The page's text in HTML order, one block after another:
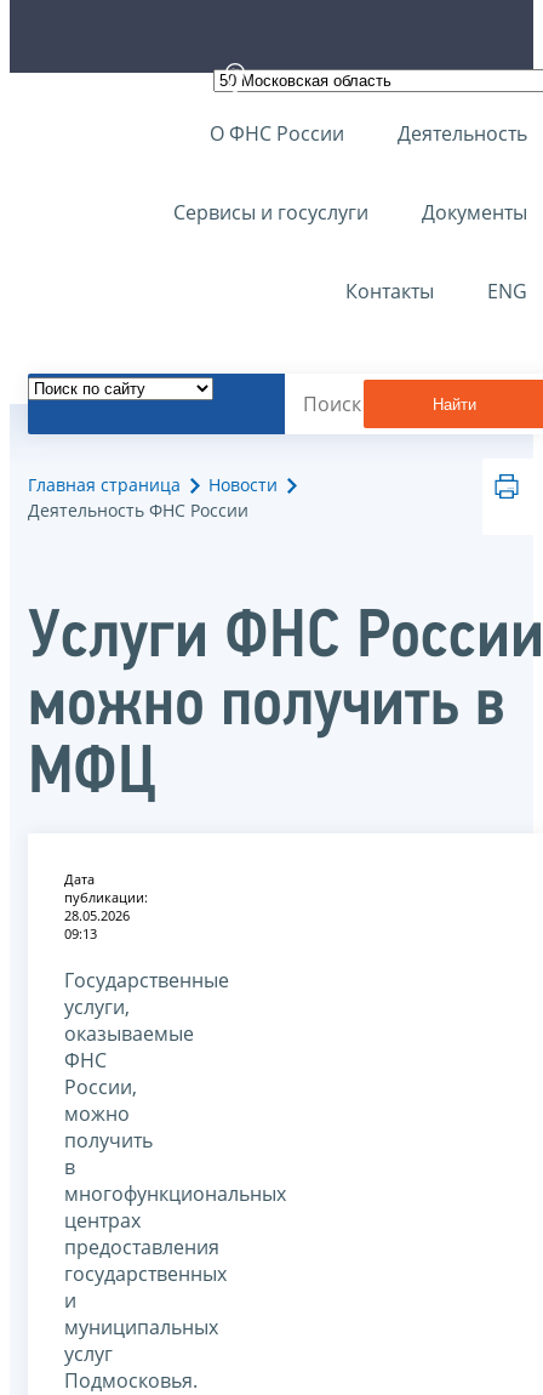
О ФНС России Деятельность
Сервисы и госуслуги Документы
Контакты ENG
Найти
Главная страница
Новости
Деятельность ФНС России
Услуги ФНС России
можно получить в
МФЦ
Дата
публикации:
28.05.2026
09:13
Государственные
услуги,
оказываемые
ФНС
России,
можно
получить
в
многофункциональных
центрах
предоставления
государственных
и
муниципальных
услуг
Подмосковья.